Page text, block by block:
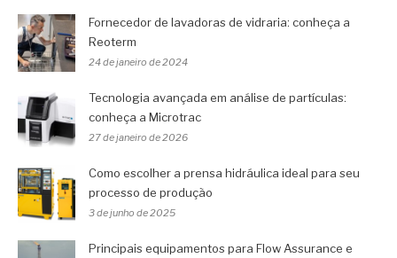
Fornecedor de lavadoras de vidraria: conheça a
Reoterm
24 de janeiro de 2024
Tecnologia avançada em análise de partículas:
conheça a Microtrac
27 de janeiro de 2026
Como escolher a prensa hidráulica ideal para seu
processo de produção
3 de junho de 2025
Principais equipamentos para Flow Assurance e